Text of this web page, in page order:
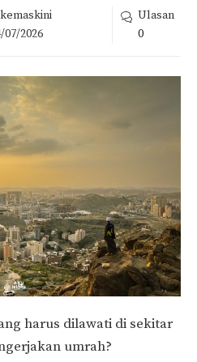
07/2026
Ulasan
0
harus dilawati di sekitar
umrah?